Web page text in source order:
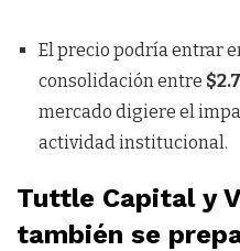
El precio podría entrar
consolidación entre
mercado digiere el
actividad institucional.
Tuttle Capital y
también se